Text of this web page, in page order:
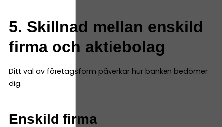
5. Skillnad mellan enskild
firma och aktiebolag
Ditt val av företagsform påverkar hur banken bedömer
dig.
Enskild firma